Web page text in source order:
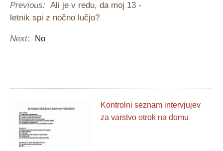
Previous: Ali je v redu, da moj 13 -
letnik spi z nočno lučjo?
Next: No
Kontrolni seznam intervjujev
za varstvo otrok na domu